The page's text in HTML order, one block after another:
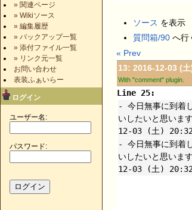
» 関連ページ
» Wikiソース
» 編集履歴
» バックアップ一覧
» 添付ファイル一覧
» リンク元一覧
お問い合わせ
表装ふぁいらー
ログイン
ユーザー名:
パスワード:
ソース を表示
質問箱/90 へ行
« Prev
13: 2016-12-03 (
With "comment" plugin.
Line 25:
- 今日無事に到着
いしたいと思い
12-03 (土)
- 今日無事に到着
いしたいと思い
12-03 (土)